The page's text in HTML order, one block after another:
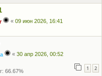
« 09 июн 2026, 16:41
« 30 апр 2026, 00:52
1 2
66.67%